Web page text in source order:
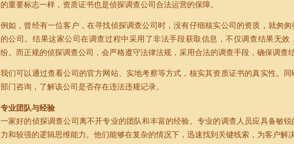
的重要标志一样，资质证书也是侦探调查公司合法运营的保障。
例如，曾经有一位客户，在寻找侦探调查公司时，没有仔细核实公司的资质，就匆
的公司。结果这家公司在调查过程中采用了非法手段获取信息，不仅调查结果无效
纷。而正规的侦探调查公司，会严格遵守法律法规，采用合法的调查手段，确保调查
我们可以通过查看公司的官方网站、实地考察等方式，核实其资质证书的真实性。
部门咨询，了解该公司是否存在违法违规记录。
专业团队与经验
一家好的侦探调查公司离不开专业的团队和丰富的经验。专业的调查人员应具备敏
力和较强的逻辑思维能力。他们能够在复杂的情况下，迅速找到关键线索，为客户解决